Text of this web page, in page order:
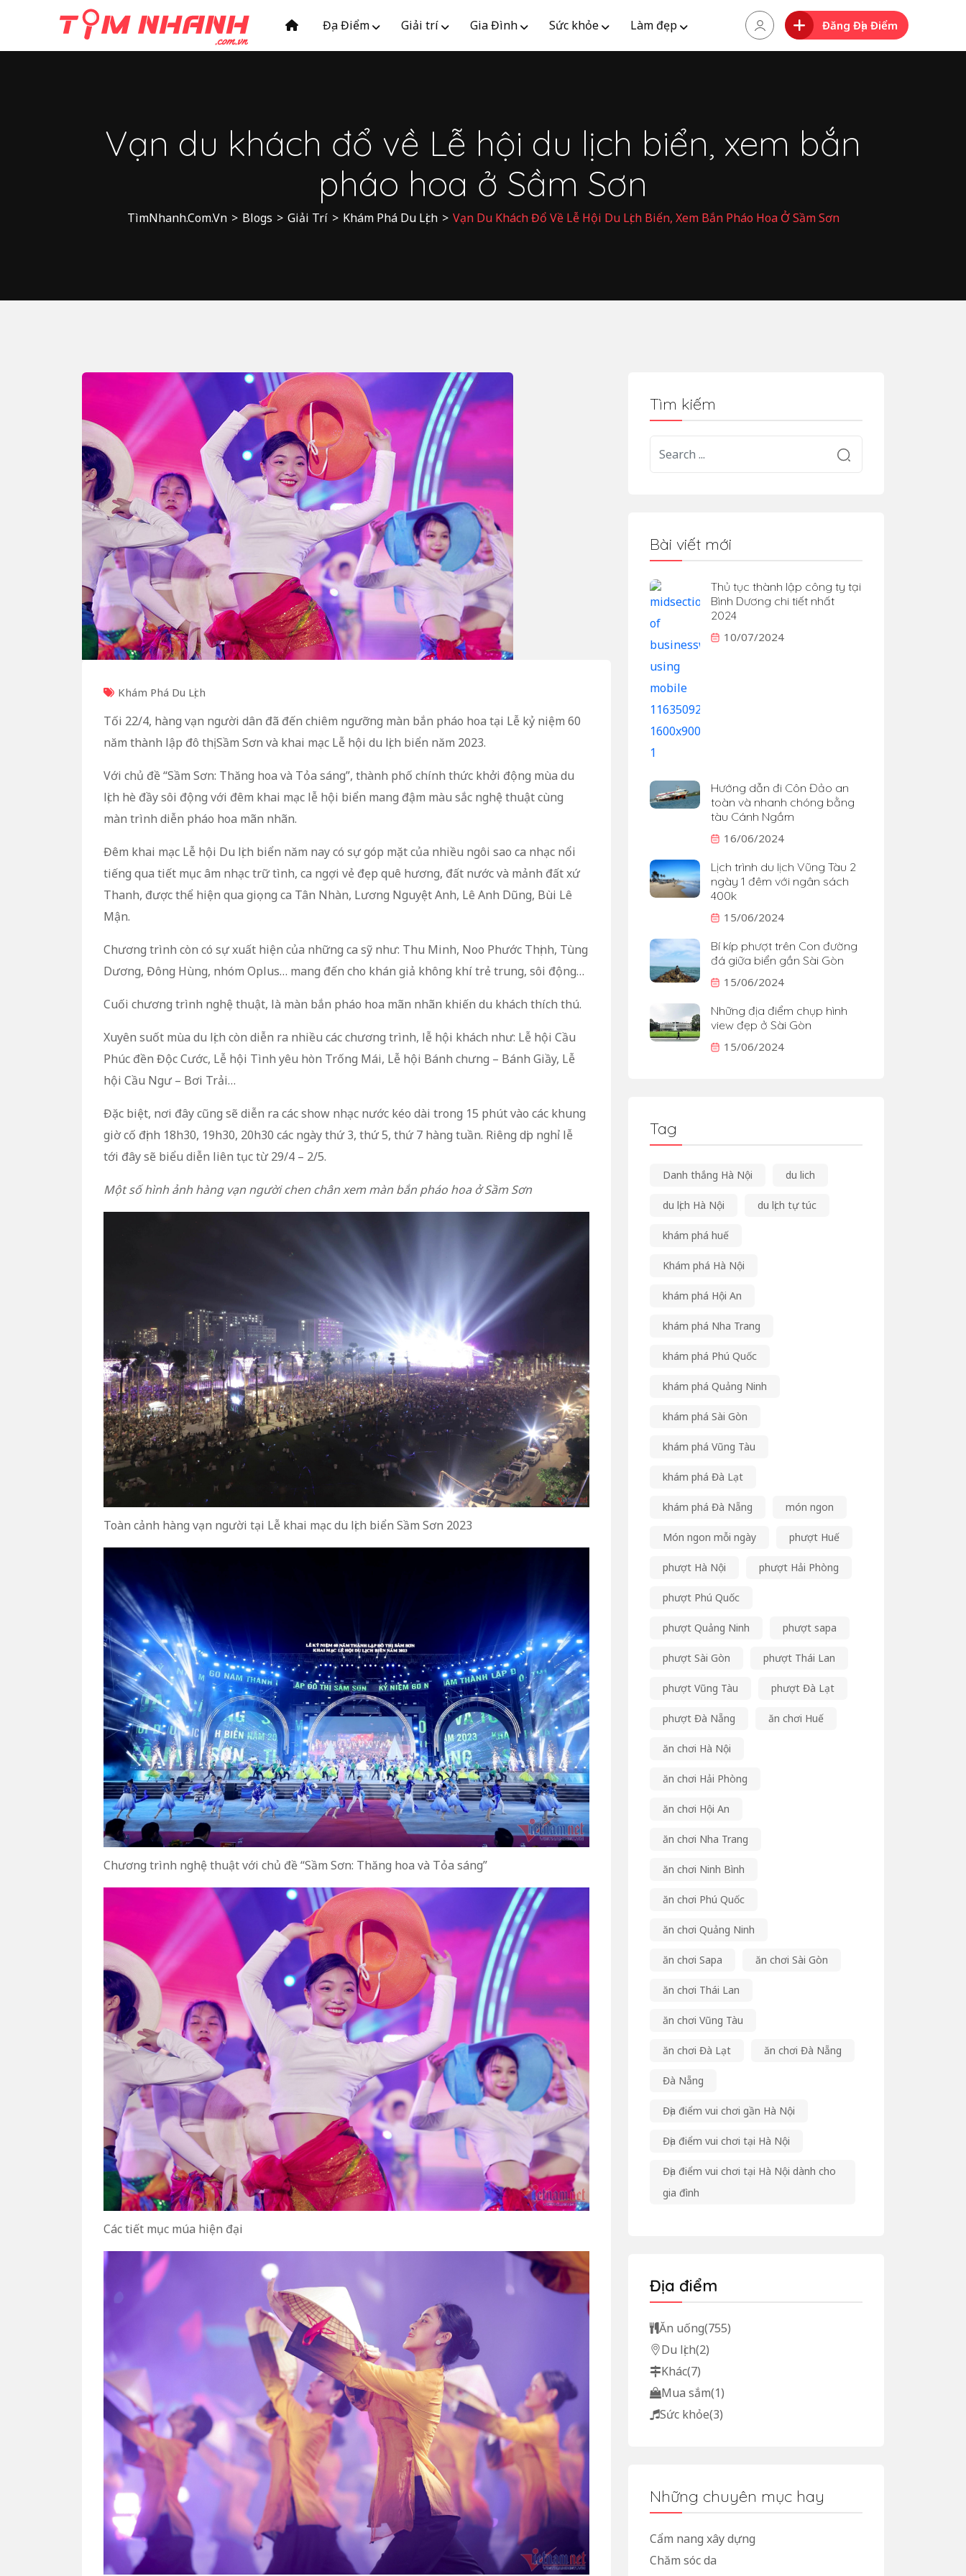
Địa Điểm Giải trí Gia Đình Sức khỏe Làm đẹp Đăng Địa Điểm
Vạn du khách đổ về Lễ hội du lịch biển, xem bắn
pháo hoa ở Sầm Sơn
TìmNhanh.Com.Vn > Blogs > Giải Trí > Khám Phá Du Lịch > Vạn Du Khách Đổ Về Lễ Hội Du Lịch Biển, Xem Bắn Pháo Hoa Ở Sầm Sơn
Khám Phá Du Lịch
Tối 22/4, hàng vạn người dân đã đến chiêm ngưỡng màn bắn pháo hoa tại Lễ kỷ niệm 60
năm thành lập đô thị Sầm Sơn và khai mạc Lễ hội du lịch biển năm 2023.
Với chủ đề “Sầm Sơn: Thăng hoa và Tỏa sáng”, thành phố chính thức khởi động mùa du
lịch hè đầy sôi động với đêm khai mạc lễ hội biển mang đậm màu sắc nghệ thuật cùng
màn trình diễn pháo hoa mãn nhãn.
Đêm khai mạc Lễ hội Du lịch biển năm nay có sự góp mặt của nhiều ngôi sao ca nhạc nổi
tiếng qua tiết mục âm nhạc trữ tình, ca ngợi vẻ đẹp quê hương, đất nước và mảnh đất xứ
Thanh, được thể hiện qua giọng ca Tân Nhàn, Lương Nguyệt Anh, Lê Anh Dũng, Bùi Lê
Mận.
Chương trình còn có sự xuất hiện của những ca sỹ như: Thu Minh, Noo Phước Thịnh, Tùng
Dương, Đông Hùng, nhóm Oplus… mang đến cho khán giả không khí trẻ trung, sôi động…
Cuối chương trình nghệ thuật, là màn bắn pháo hoa mãn nhãn khiến du khách thích thú.
Xuyên suốt mùa du lịch còn diễn ra nhiều các chương trình, lễ hội khách như: Lễ hội Cầu
Phúc đền Độc Cước, Lễ hội Tình yêu hòn Trống Mái, Lễ hội Bánh chưng – Bánh Giầy, Lễ
hội Cầu Ngư – Bơi Trải…
Đặc biệt, nơi đây cũng sẽ diễn ra các show nhạc nước kéo dài trong 15 phút vào các khung
giờ cố định 18h30, 19h30, 20h30 các ngày thứ 3, thứ 5, thứ 7 hàng tuần. Riêng dịp nghỉ lễ
tới đây sẽ biểu diễn liên tục từ 29/4 – 2/5.
Một số hình ảnh hàng vạn người chen chân xem màn bắn pháo hoa ở Sầm Sơn
Toàn cảnh hàng vạn người tại Lễ khai mạc du lịch biển Sầm Sơn 2023
Chương trình nghệ thuật với chủ đề “Sầm Sơn: Thăng hoa và Tỏa sáng”
Các tiết mục múa hiện đại
Tìm kiếm
Bài viết mới
Thủ tục thành lập công ty tại
Bình Dương chi tiết nhất
2024
10/07/2024
Hướng dẫn đi Côn Đảo an
toàn và nhanh chóng bằng
tàu Cánh Ngầm
16/06/2024
Lịch trình du lịch Vũng Tàu 2
ngày 1 đêm với ngân sách
400k
15/06/2024
Bí kíp phượt trên Con đường
đá giữa biển gần Sài Gòn
15/06/2024
Những địa điểm chụp hình
view đẹp ở Sài Gòn
15/06/2024
Tag
Danh thắng Hà Nội du lich
du lịch Hà Nội du lịch tự túc
khám phá huế
Khám phá Hà Nội
khám phá Hội An
khám phá Nha Trang
khám phá Phú Quốc
khám phá Quảng Ninh
khám phá Sài Gòn
khám phá Vũng Tàu
khám phá Đà Lạt
khám phá Đà Nẵng món ngon
Món ngon mỗi ngày phượt Huế
phượt Hà Nội phượt Hải Phòng
phượt Phú Quốc
phượt Quảng Ninh phượt sapa
phượt Sài Gòn phượt Thái Lan
phượt Vũng Tàu phượt Đà Lạt
phượt Đà Nẵng ăn chơi Huế
ăn chơi Hà Nội
ăn chơi Hải Phòng
ăn chơi Hội An
ăn chơi Nha Trang
ăn chơi Ninh Bình
ăn chơi Phú Quốc
ăn chơi Quảng Ninh
ăn chơi Sapa ăn chơi Sài Gòn
ăn chơi Thái Lan
ăn chơi Vũng Tàu
ăn chơi Đà Lạt ăn chơi Đà Nẵng
Đà Nẵng
Địa điểm vui chơi gần Hà Nội
Địa điểm vui chơi tại Hà Nội
Địa điểm vui chơi tại Hà Nội dành cho
gia đình
Địa điểm
Ăn uống(755)
Du lịch(2)
Khác(7)
Mua sắm(1)
Sức khỏe(3)
Những chuyên mục hay
Cẩm nang xây dựng
Chăm sóc da